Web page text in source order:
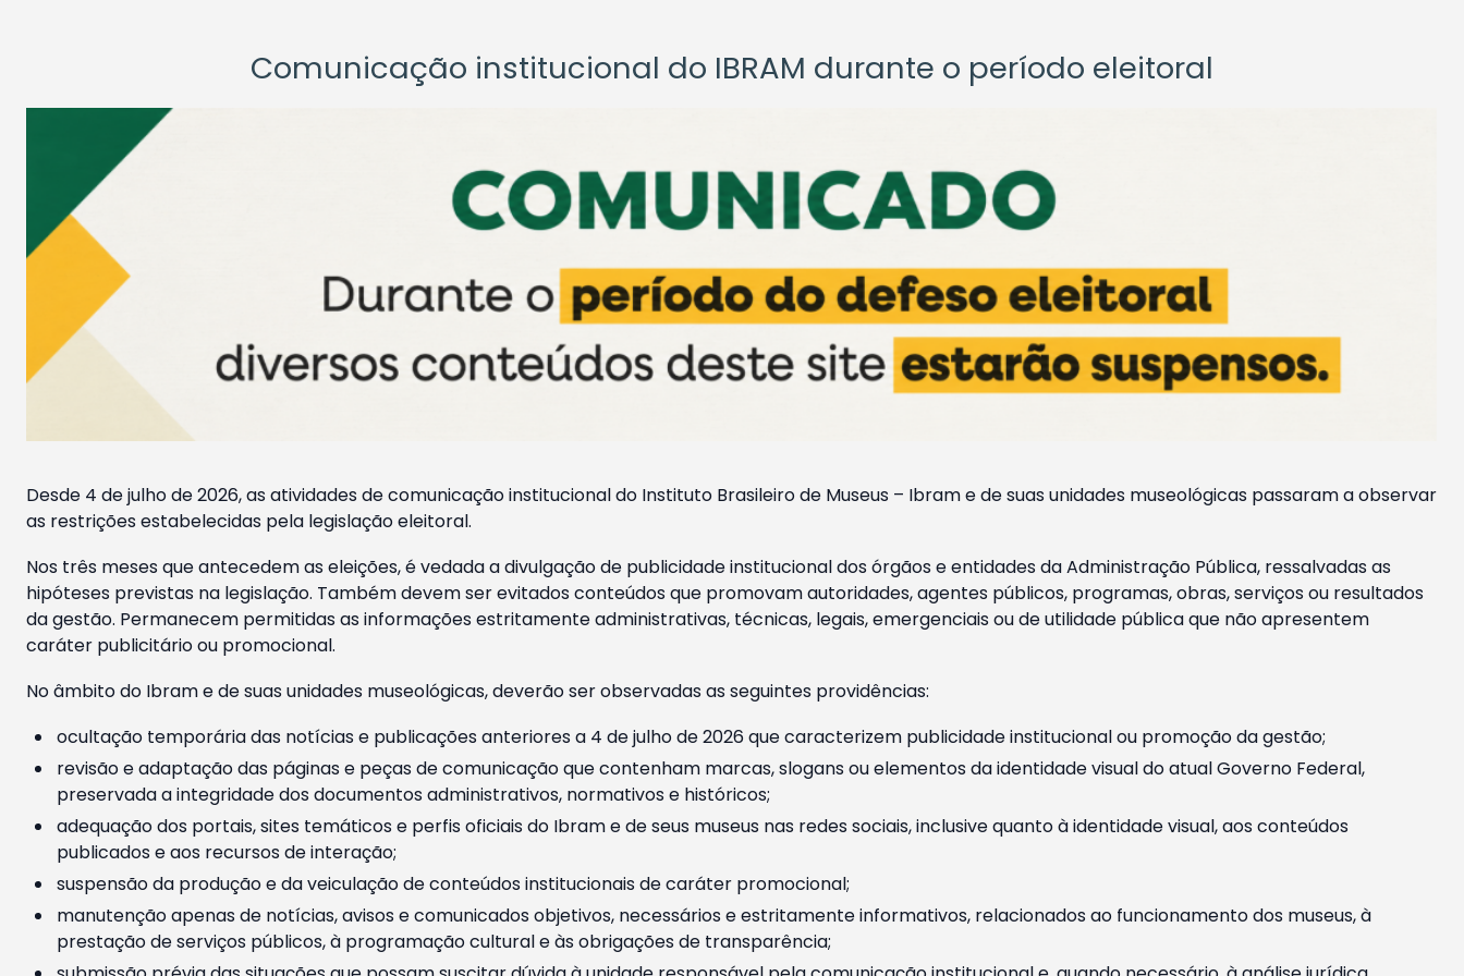
Comunicação institucional do IBRAM durante o período eleitoral
Desde 4 de julho de 2026, as atividades de comunicação institucional do Instituto Brasileiro de Museus – Ibram e de suas unidades museológicas passaram a observar
as restrições estabelecidas pela legislação eleitoral.
Nos três meses que antecedem as eleições, é vedada a divulgação de publicidade institucional dos órgãos e entidades da Administração Pública, ressalvadas as
hipóteses previstas na legislação. Também devem ser evitados conteúdos que promovam autoridades, agentes públicos, programas, obras, serviços ou resultados
da gestão. Permanecem permitidas as informações estritamente administrativas, técnicas, legais, emergenciais ou de utilidade pública que não apresentem
caráter publicitário ou promocional.
No âmbito do Ibram e de suas unidades museológicas, deverão ser observadas as seguintes providências:
ocultação temporária das notícias e publicações anteriores a 4 de julho de 2026 que caracterizem publicidade institucional ou promoção da gestão;
revisão e adaptação das páginas e peças de comunicação que contenham marcas, slogans ou elementos da identidade visual do atual Governo Federal,
preservada a integridade dos documentos administrativos, normativos e históricos;
adequação dos portais, sites temáticos e perfis oficiais do Ibram e de seus museus nas redes sociais, inclusive quanto à identidade visual, aos conteúdos
publicados e aos recursos de interação;
suspensão da produção e da veiculação de conteúdos institucionais de caráter promocional;
manutenção apenas de notícias, avisos e comunicados objetivos, necessários e estritamente informativos, relacionados ao funcionamento dos museus, à
prestação de serviços públicos, à programação cultural e às obrigações de transparência;